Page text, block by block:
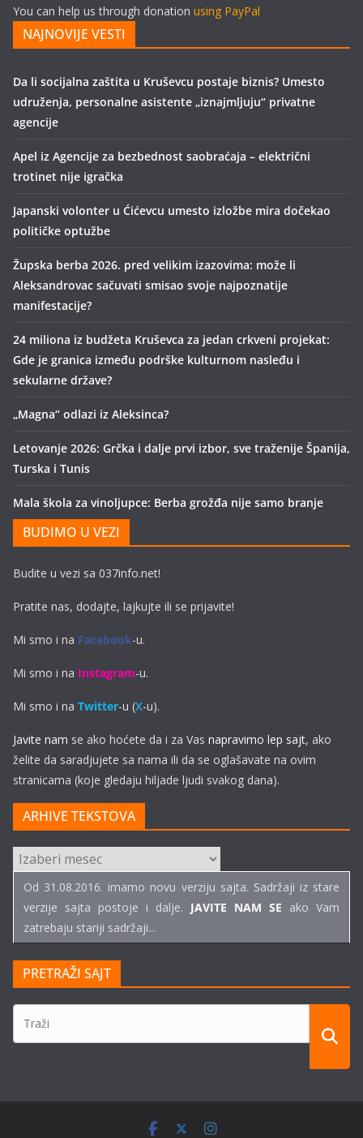
You can help us through donation using PayPal
NAJNOVIJE VESTI
Da li socijalna zaštita u Kruševcu postaje biznis? Umesto
udruženja, personalne asistente „iznajmljuju“ privatne
agencije
Apel iz Agencije za bezbednost saobraćaja – električni
trotinet nije igračka
Japanski volonter u Ćićevcu umesto izložbe mira dočekao
političke optužbe
Župska berba 2026. pred velikim izazovima: može li
Aleksandrovac sačuvati smisao svoje najpoznatije
manifestacije?
24 miliona iz budžeta Kruševca za jedan crkveni projekat:
Gde je granica između podrške kulturnom nasleđu i
sekularne države?
„Magna“ odlazi iz Aleksinca?
Letovanje 2026: Grčka i dalje prvi izbor, sve traženije Španija,
Turska i Tunis
Mala škola za vinoljupce: Berba grožđa nije samo branje
BUDIMO U VEZI
Budite u vezi sa 037info.net!
Pratite nas, dodajte, lajkujte ili se prijavite!
Mi smo i na Facebook-u.
Mi smo i na Instagram-u.
Mi smo i na Twitter-u (X-u).
Javite nam se ako hoćete da i za Vas napravimo lep sajt, ako
želite da saradjujete sa nama ili da se oglašavate na ovim
stranicama (koje gledaju hiljade ljudi svakog dana).
ARHIVE TEKSTOVA
ARHIVE
TEKSTOVA
Od 31.08.2016. imamo novu verziju sajta. Sadržaji iz stare
verzije sajta postoje i dalje. JAVITE NAM SE ako Vam
zatrebaju stariji sadržaji...
PRETRAŽI SAJT